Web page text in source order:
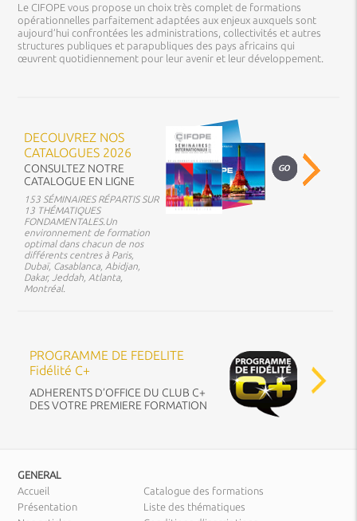
Le CIFOPE vous propose un choix très complet de formations
opérationnelles parfaitement adaptées aux enjeux auxquels sont
aujourd’hui confrontées les administrations, collectivités et autres
structures publiques et parapubliques des pays africains qui
œuvrent quotidiennement pour leur avenir et leur développement.
DECOUVREZ NOS
CATALOGUES 2026
CONSULTEZ NOTRE
CATALOGUE EN LIGNE
153 SÉMINAIRES RÉPARTIS SUR
13 THÉMATIQUES
FONDAMENTALES.Un
environnement de formation
optimal dans chacun de nos
différents centres à Paris,
Dubaï, Casablanca, Abidjan,
Dakar, Jeddah, Atlanta,
Montréal.
PROGRAMME DE FEDELITE
Fidélité C+
ADHERENTS D’OFFICE DU CLUB C+
DES VOTRE PREMIERE FORMATION
GENERAL
Accueil
Présentation
Catalogue des formations
Liste des thématiques